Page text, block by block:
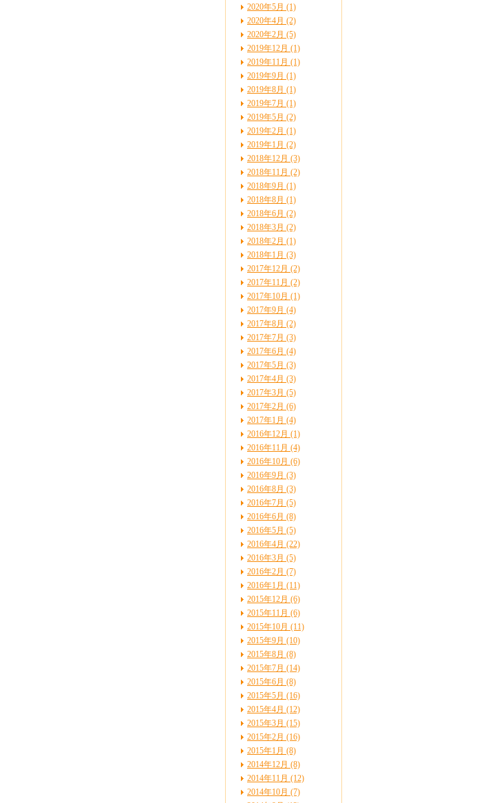
2020年5月 (1)
2020年4月 (2)
2020年2月 (5)
2019年12月 (1)
2019年11月 (1)
2019年9月 (1)
2019年8月 (1)
2019年7月 (1)
2019年5月 (2)
2019年2月 (1)
2019年1月 (2)
2018年12月 (3)
2018年11月 (2)
2018年9月 (1)
2018年8月 (1)
2018年6月 (2)
2018年3月 (2)
2018年2月 (1)
2018年1月 (3)
2017年12月 (2)
2017年11月 (2)
2017年10月 (1)
2017年9月 (4)
2017年8月 (2)
2017年7月 (3)
2017年6月 (4)
2017年5月 (3)
2017年4月 (3)
2017年3月 (5)
2017年2月 (6)
2017年1月 (4)
2016年12月 (1)
2016年11月 (4)
2016年10月 (6)
2016年9月 (3)
2016年8月 (3)
2016年7月 (5)
2016年6月 (8)
2016年5月 (5)
2016年4月 (22)
2016年3月 (5)
2016年2月 (7)
2016年1月 (11)
2015年12月 (6)
2015年11月 (6)
2015年10月 (11)
2015年9月 (10)
2015年8月 (8)
2015年7月 (14)
2015年6月 (8)
2015年5月 (16)
2015年4月 (12)
2015年3月 (15)
2015年2月 (16)
2015年1月 (8)
2014年12月 (8)
2014年11月 (12)
2014年10月 (7)